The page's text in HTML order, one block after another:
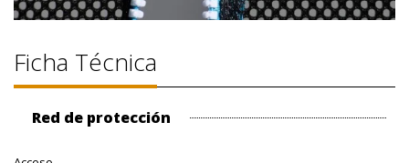
Ficha Técnica
Red de protección